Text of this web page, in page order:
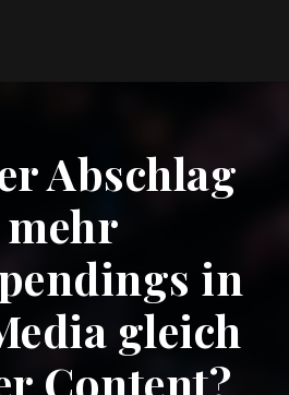
Abschlag
mehr
in
gleich
Content?